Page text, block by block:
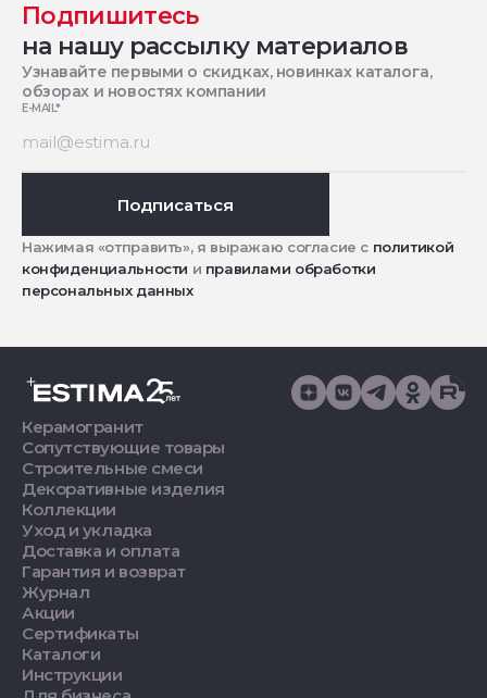
Подпишитесь
на нашу рассылку материалов
Узнавайте первыми о скидках, новинках каталога,
обзорах и новостях компании
E-MAIL*
Подписаться
Нажимая «отправить», я выражаю согласие с политикой
конфиденциальности и правилами обработки
персональных данных
Керамогранит
Сопутствующие товары
Строительные смеси
Декоративные изделия
Коллекции
Уход и укладка
Доставка и оплата
Гарантия и возврат
Журнал
Акции
Сертификаты
Каталоги
Инструкции